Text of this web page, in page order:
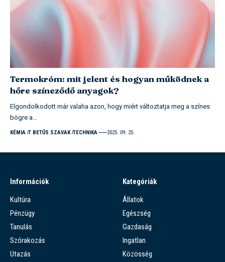
Termokróm: mit jelent és hogyan működnek a
hőre színeződő anyagok?
Elgondolkodott már valaha azon, hogy miért változtatja meg a színes
bögre a…
KÉMIA T BETŰS SZAVAK TECHNIKA 2025. 09. 25.
Információk
Kultúra
Pénzügy
Tanulás
Szórakozás
Utazás
Kategóriák
Állatok
Egészség
Gazdaság
Ingatlan
Közösség